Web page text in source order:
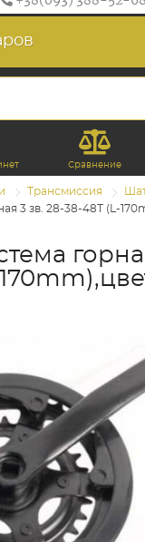
Сравнение
Трансмиссия
3 зв. 28-38-48Т (L-